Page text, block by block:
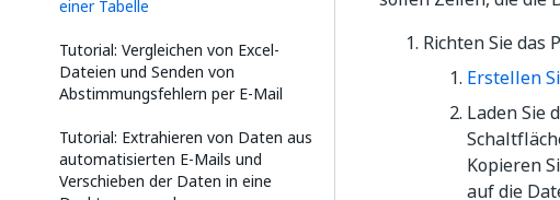
einer Tabelle
Tutorial: Vergleichen von Excel-
Dateien und Senden von
Abstimmungsfehlern per E-Mail
Tutorial: Extrahieren von Daten aus
automatisierten E-Mails und
Verschieben der Daten in eine
Richten Sie das
Erstellen
Laden Sie
Kopieren
auf die